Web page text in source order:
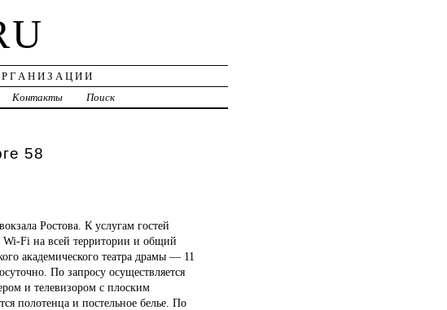
Контакты Поиск
58
Ростова. К услугам гостей
Wi-Fi на всей территории и общий
академического театра драмы — 11
По запросу осуществляется
и телевизором с плоским
полотенца и постельное белье. По